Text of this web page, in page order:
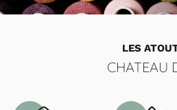
LES
CHATEAU